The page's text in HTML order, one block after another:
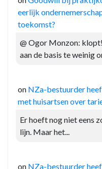
eerlijk
toekomst?
@ Ogor Monzon:
aan de basis te weinig
on NZa-bestuurder
met huisartsen over
Er hoeft nog niet eens
lijn. Maar het...
on NZa-bestuurder